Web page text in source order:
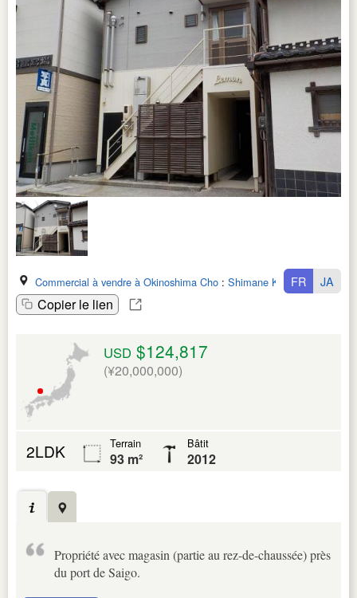
Commercial à vendre à Okinoshima Cho : Shimane Ken
Copier le lien
FR JA
USD $124,817
(¥20,000,000)
2LDK Terrain
93 m²
Bâtit
2012
Propriété avec magasin (partie au rez-de-chaussée) près
du port de Saigo.